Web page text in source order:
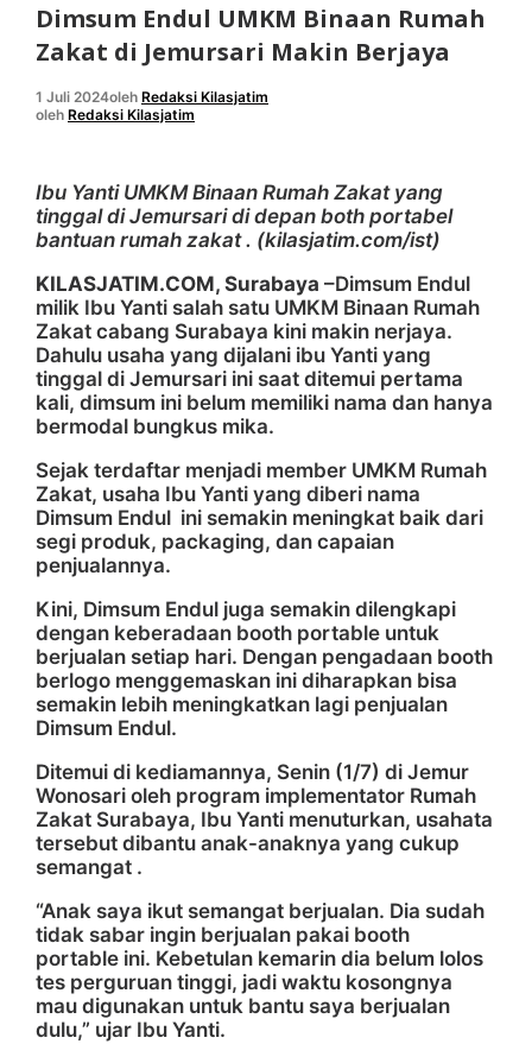
Dimsum Endul UMKM Binaan Rumah
Zakat di Jemursari Makin Berjaya
1 Juli 2024oleh Redaksi Kilasjatim
oleh Redaksi Kilasjatim
Ibu Yanti UMKM Binaan Rumah Zakat yang
tinggal di Jemursari di depan both portabel
bantuan rumah zakat . (kilasjatim.com/ist)
KILASJATIM.COM, Surabaya –Dimsum Endul
milik Ibu Yanti salah satu UMKM Binaan Rumah
Zakat cabang Surabaya kini makin nerjaya.
Dahulu usaha yang dijalani ibu Yanti yang
tinggal di Jemursari ini saat ditemui pertama
kali, dimsum ini belum memiliki nama dan hanya
bermodal bungkus mika.
Sejak terdaftar menjadi member UMKM Rumah
Zakat, usaha Ibu Yanti yang diberi nama
Dimsum Endul ini semakin meningkat baik dari
segi produk, packaging, dan capaian
penjualannya.
Kini, Dimsum Endul juga semakin dilengkapi
dengan keberadaan booth portable untuk
berjualan setiap hari. Dengan pengadaan booth
berlogo menggemaskan ini diharapkan bisa
semakin lebih meningkatkan lagi penjualan
Dimsum Endul.
Ditemui di kediamannya, Senin (1/7) di Jemur
Wonosari oleh program implementator Rumah
Zakat Surabaya, Ibu Yanti menuturkan, usahata
tersebut dibantu anak-anaknya yang cukup
semangat .
“Anak saya ikut semangat berjualan. Dia sudah
tidak sabar ingin berjualan pakai booth
portable ini. Kebetulan kemarin dia belum lolos
tes perguruan tinggi, jadi waktu kosongnya
mau digunakan untuk bantu saya berjualan
dulu,” ujar Ibu Yanti.